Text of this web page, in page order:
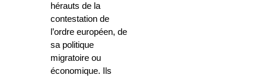
hérauts de la
contestation de
l’ordre européen, de
sa politique
migratoire ou
économique. Ils